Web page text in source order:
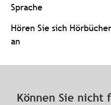
Sprache
Hören Sie sich
an
Können Sie nicht